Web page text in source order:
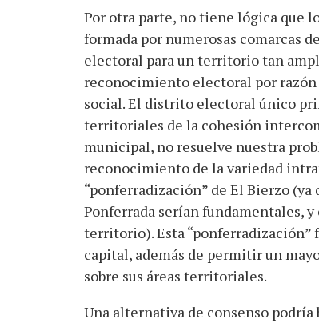
Por otra parte, no tiene lógica que
formada por numerosas comarcas
electoral para un territorio tan
reconocimiento electoral por
social. El distrito electoral único
territoriales de la cohesión
municipal, no resuelve nuestra
reconocimiento de la variedad
“ponferradización” de El Bierzo
Ponferrada serían fundamentales,
territorio). Esta
capital, además de permitir un
sobre sus áreas territoriales.
Una alternativa de consenso podría